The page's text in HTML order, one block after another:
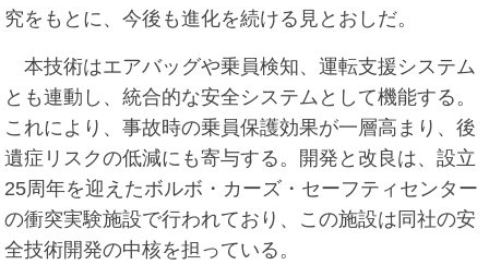
究をもとに、今後も進化を続ける見とおしだ。
本技術はエアバッグや乗員検知、運転支援システム
とも連動し、統合的な安全システムとして機能する。
これにより、事故時の乗員保護効果が一層高まり、後
遺症リスクの低減にも寄与する。開発と改良は、設立
25周年を迎えたボルボ・カーズ・セーフティセンター
の衝突実験施設で行われており、この施設は同社の安
全技術開発の中核を担っている。